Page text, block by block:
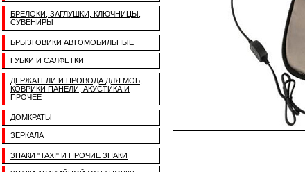
БРЕЛОКИ, ЗАГЛУШКИ, КЛЮЧНИЦЫ,
СУВЕНИРЫ
БРЫЗГОВИКИ АВТОМОБИЛЬНЫЕ
ГУБКИ И САЛФЕТКИ
ДЕРЖАТЕЛИ И ПРОВОДА ДЛЯ МОБ,
КОВРИКИ ПАНЕЛИ, АКУСТИКА И
ПРОЧЕЕ
ДОМКРАТЫ
ЗЕРКАЛА
ЗНАКИ "TAXI" И ПРОЧИЕ ЗНАКИ